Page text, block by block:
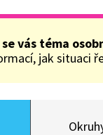
vás téma
jak situaci